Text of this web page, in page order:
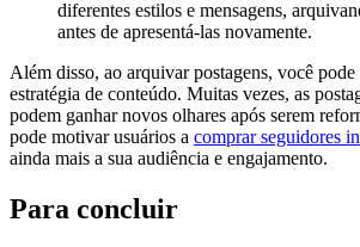
‌diferentes estilos⁢ e mensagens,
antes de apresentá-las novamente.
Além‌ disso, ⁤ao arquivar postagens, você‌
estratégia de conteúdo. Muitas ‌vezes, as
podem ganhar novos olhares‌ após serem
pode motivar ⁤usuários a comprar seguidores
ainda mais a⁢ sua audiência ‍e engajamento.
Para concluir